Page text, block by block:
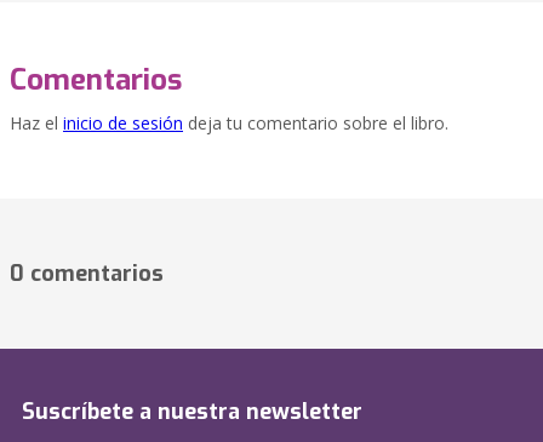
Comentarios
Haz el inicio de sesión deja tu comentario sobre el libro.
0 comentarios
Suscríbete a nuestra newsletter